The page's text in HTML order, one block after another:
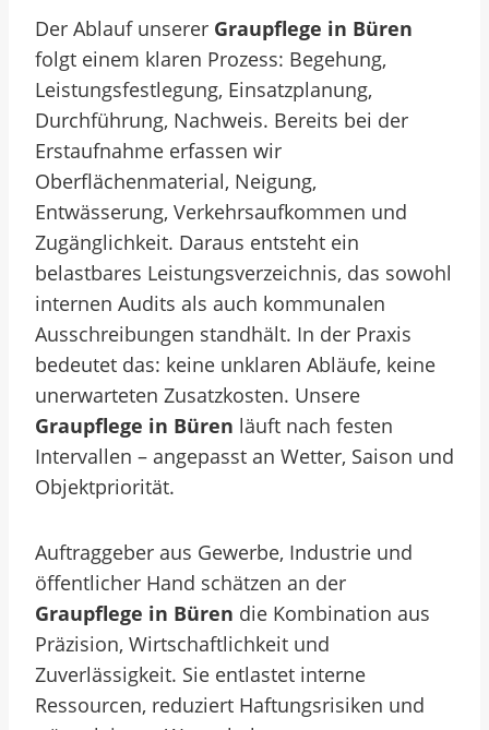
Der Ablauf unserer Graupflege in Büren
folgt einem klaren Prozess: Begehung,
Leistungsfestlegung, Einsatzplanung,
Durchführung, Nachweis. Bereits bei der
Erstaufnahme erfassen wir
Oberflächenmaterial, Neigung,
Entwässerung, Verkehrsaufkommen und
Zugänglichkeit. Daraus entsteht ein
belastbares Leistungsverzeichnis, das sowohl
internen Audits als auch kommunalen
Ausschreibungen standhält. In der Praxis
bedeutet das: keine unklaren Abläufe, keine
unerwarteten Zusatzkosten. Unsere
Graupflege in Büren läuft nach festen
Intervallen – angepasst an Wetter, Saison und
Objektpriorität.
Auftraggeber aus Gewerbe, Industrie und
öffentlicher Hand schätzen an der
Graupflege in Büren die Kombination aus
Präzision, Wirtschaftlichkeit und
Zuverlässigkeit. Sie entlastet interne
Ressourcen, reduziert Haftungsrisiken und